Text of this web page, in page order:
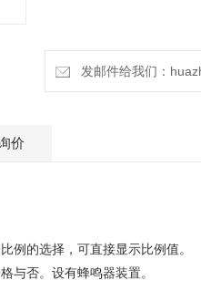
发邮件给我们：
价
例的选择，可直接显示比例值。
与否。设有蜂鸣器装置。